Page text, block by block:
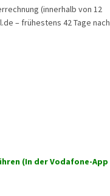
(innerhalb von 12
– frühestens 42 Tage nach
(In der Vodafone-App